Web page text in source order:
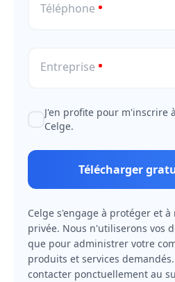
Téléphone
Entreprise
J'en profite pour m'inscrire
Celge.
Télécharger
Celge s'engage à protéger et
privée. Nous n'utiliserons vos
que pour administrer votre
produits et services
contacter ponctuellement au